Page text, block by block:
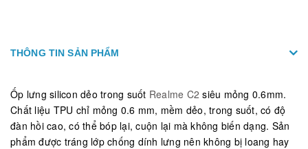
THÔNG TIN SẢN PHẨM
Ốp lưng silicon dẻo trong suốt Realme C2 siêu mỏng 0.6mm.
Chất liệu TPU chỉ mỏng 0.6 mm, mềm dẻo, trong suốt, có độ
đàn hồi cao, có thể bóp lại, cuộn lại mà không biến dạng. Sản
phẩm được tráng lớp chống dính lưng nên không bị loang hay